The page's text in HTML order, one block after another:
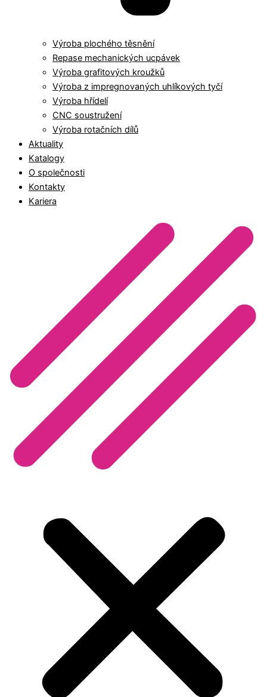
Výroba plochého těsnění
Repase mechanických ucpávek
Výroba grafitových kroužků
Výroba z impregnovaných uhlíkových tyčí
Výroba hřídelí
CNC soustružení
Výroba rotačních dílů
Aktuality
Katalogy
O společnosti
Kontakty
Kariera